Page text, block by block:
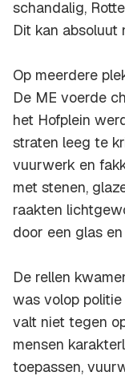
schandalig,
Dit kan absoluut
Op meerdere
De ME voerde
het Hofplein
straten leeg te
vuurwerk en
met stenen,
raakten
door een glas
De rellen
was volop
valt niet tegen
mensen
toepassen,